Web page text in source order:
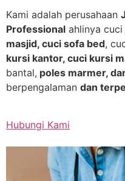
Kami adalah perusahaan
Professional ahlinya
masjid, cuci sofa bed,
kursi kantor, cuci kursi
bantal, poles marmer,
berpengalaman dan
Hubungi Kami